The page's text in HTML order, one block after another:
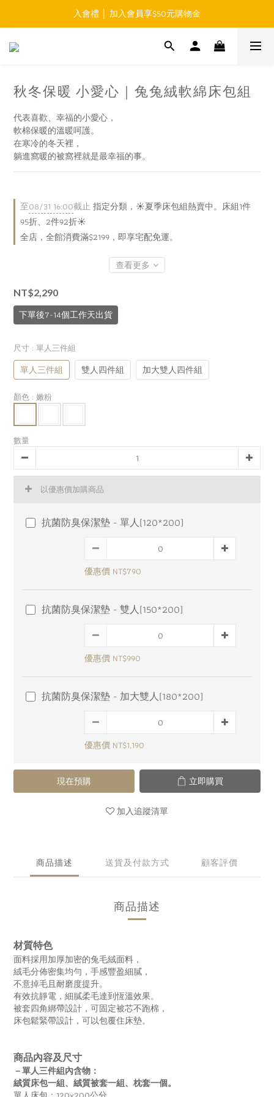
免運費 │ 滿$999元 超商取貨免運
入會禮 │ 加入會員享$50元購物金
免運費 │ 滿$999元 超商取貨免運
秋冬保暖 小愛心｜兔兔絨軟綿床包組
代表喜歡、幸福的小愛心，
軟棉保暖的溫暖呵護。
在寒冷的冬天裡，
躺進窩暖的被窩裡就是最幸福的事。
至08/31 16:00截止指定分類，☀️夏季床包組熱賣中。床組1件
95折、2件92折☀️
全店，全館消費滿$2199，即享宅配免運。
查看更多
NT$2,290
下單後7-14個工作天出貨
尺寸 : 單人三件組
單人三件組 雙人四件組 加大雙人四件組
顏色 : 嫩粉
數量
以優惠價加購商品
抗菌防臭保潔墊 - 單人(120*200)
優惠價 NT$790
抗菌防臭保潔墊 - 雙人(150*200)
優惠價 NT$990
抗菌防臭保潔墊 - 加大雙人(180*200)
優惠價 NT$1,190
現在預購 立即購買
加入追蹤清單
商品描述 送貨及付款方式 顧客評價
商品描述
材質特色
面料採用加厚加密的兔毛絨面料，
絨毛分佈密集均勻，手感豐盈細膩，
不意掉毛且耐磨度提升。
有效抗靜電，細膩柔毛達到恆溫效果。
被套四角綁帶設計，可固定被芯不跑棉，
床包鬆緊帶設計，可以包覆住床墊。
商品內容及尺寸
－單人三件組內含物：
絨質床包一組、絨質被套一組、枕套一個。